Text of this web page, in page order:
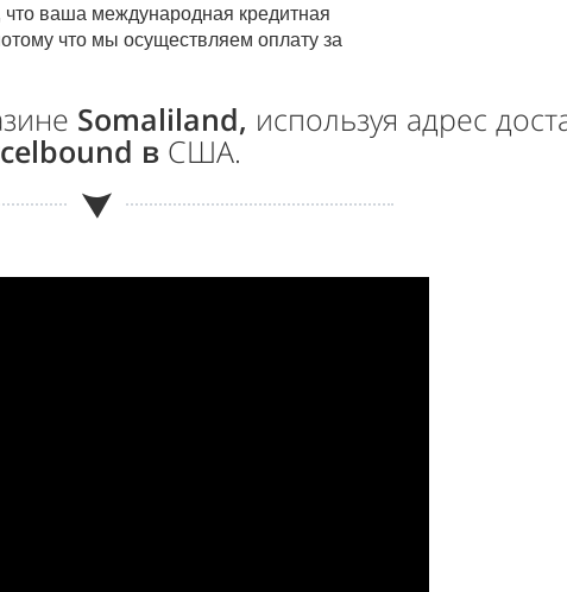
что ваша международная кредитная
что мы осуществляем оплату за
Somaliland, используя адрес
в США.